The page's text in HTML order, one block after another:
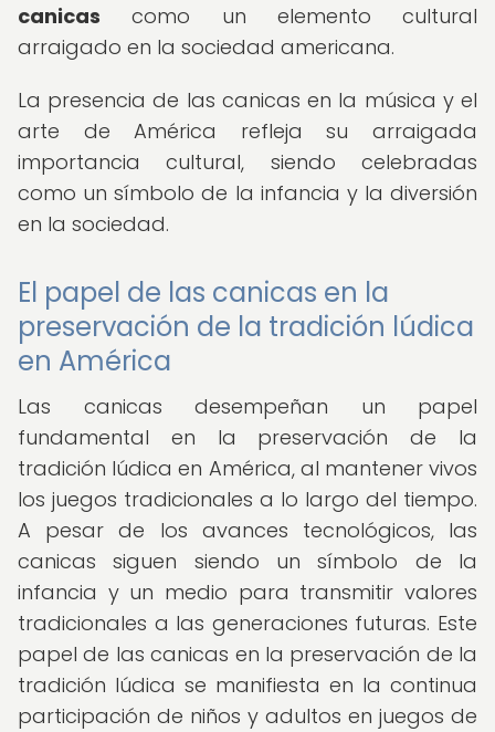
canicas como un elemento cultural
arraigado en la sociedad americana.
La presencia de las canicas en la música y el
arte de América refleja su arraigada
importancia cultural, siendo celebradas
como un símbolo de la infancia y la diversión
en la sociedad.
El papel de las canicas en la
preservación de la tradición lúdica
en América
Las canicas desempeñan un papel
fundamental en la preservación de la
tradición lúdica en América, al mantener vivos
los juegos tradicionales a lo largo del tiempo.
A pesar de los avances tecnológicos, las
canicas siguen siendo un símbolo de la
infancia y un medio para transmitir valores
tradicionales a las generaciones futuras. Este
papel de las canicas en la preservación de la
tradición lúdica se manifiesta en la continua
participación de niños y adultos en juegos de